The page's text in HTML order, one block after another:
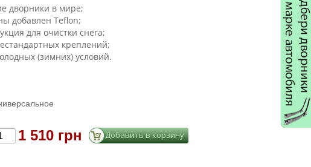
дворники в мире;
добавлен Teflon;
для очистки снега;
креплений;
(зимних) условий.
1 510 грн